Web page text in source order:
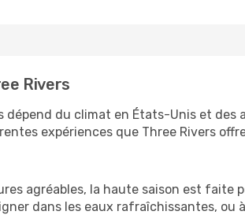
Rivers
dépend du climat en États-Unis et
expériences que Three Rivers
agréables, la haute saison est faite
dans les eaux rafraîchissantes,